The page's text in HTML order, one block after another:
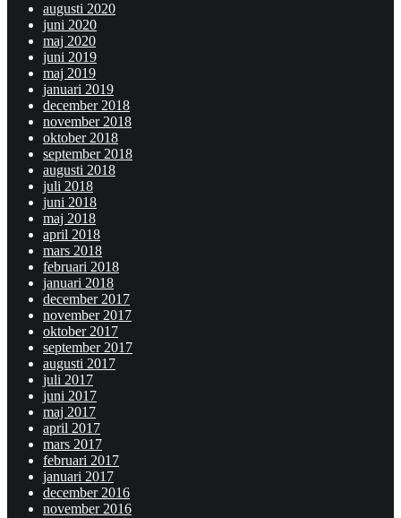
augusti 2020
juni 2020
maj 2020
juni 2019
maj 2019
januari 2019
december 2018
november 2018
oktober 2018
september 2018
augusti 2018
juli 2018
juni 2018
maj 2018
april 2018
mars 2018
februari 2018
januari 2018
december 2017
november 2017
oktober 2017
september 2017
augusti 2017
juli 2017
juni 2017
maj 2017
april 2017
mars 2017
februari 2017
januari 2017
december 2016
november 2016